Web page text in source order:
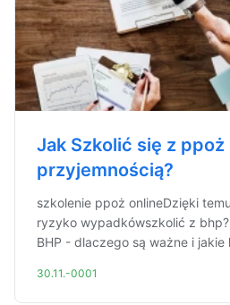
Jak Szkolić się z ppoż
przyjemnością?
szkolenie ppoż onlineDzięki
ryzyko wypadkówszkolić z
BHP - dlaczego są ważne i jakie
30.11.-0001